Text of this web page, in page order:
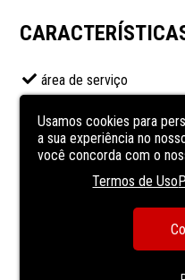
área de serviço
Granito
Mármore
piso laminado
Usamos cookies para
a sua experiência no
você concorda com o
Termos de Uso